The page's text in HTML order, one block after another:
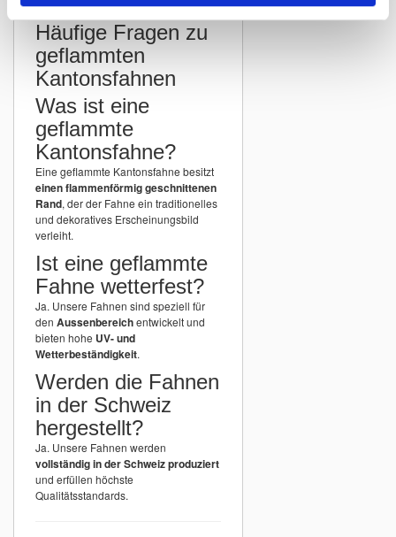
Häufige Fragen zu
geflammten
Kantonsfahnen
Was ist eine
geflammte
Kantonsfahne?
Eine geflammte Kantonsfahne besitzt
einen flammenförmig geschnittenen
Rand, der der Fahne ein traditionelles
und dekoratives Erscheinungsbild
verleiht.
Ist eine geflammte
Fahne wetterfest?
Ja. Unsere Fahnen sind speziell für
den Aussenbereichentwickelt und
bieten hohe UV- und
Wetterbeständigkeit.
Werden die Fahnen
in der Schweiz
hergestellt?
Ja. Unsere Fahnen werden
vollständig in der Schweiz produziert
und erfüllen höchste
Qualitätsstandards.